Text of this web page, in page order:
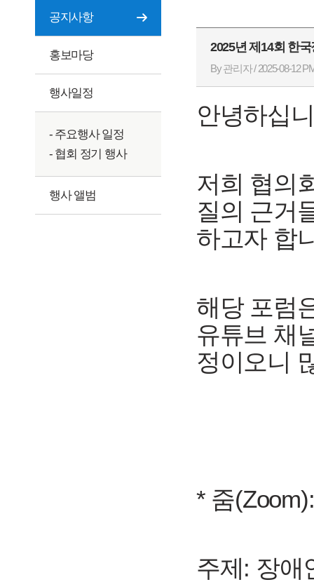
공지사항
홍보마당
행사일정
- 주요행사 일정
- 협회 정기 행사
행사 앨범
2025년 제14회 한
By 관리자 / 2025-08-12
안녕하십
저희 협의
질의 근거
하고자 합
해당 포럼
유튜브 채
정이오니
* 줌(Zoom):
주제: 장애